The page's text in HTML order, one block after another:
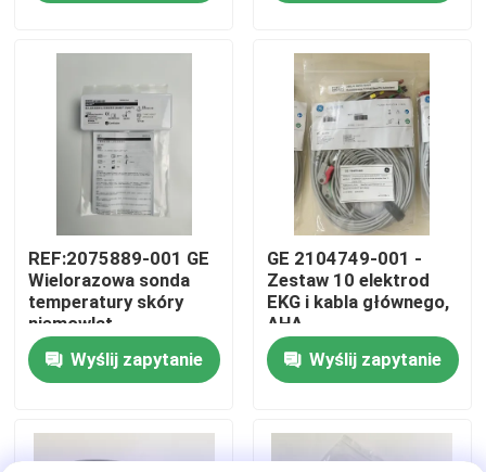
O nas
Wycieczka po fabryce
Kontrola jakości
Skontaktuj się z nami
Poprosić o wycenę
Moduł monitora pacjenta
REF:2075889-001 GE
Wielorazowa sonda
temperatury skóry
niemowląt
Wyślij zapytanie
GE 2104749-001 -
Zestaw 10 elektrod
EKG i kabla głównego,
AHA
Wyślij zapytanie